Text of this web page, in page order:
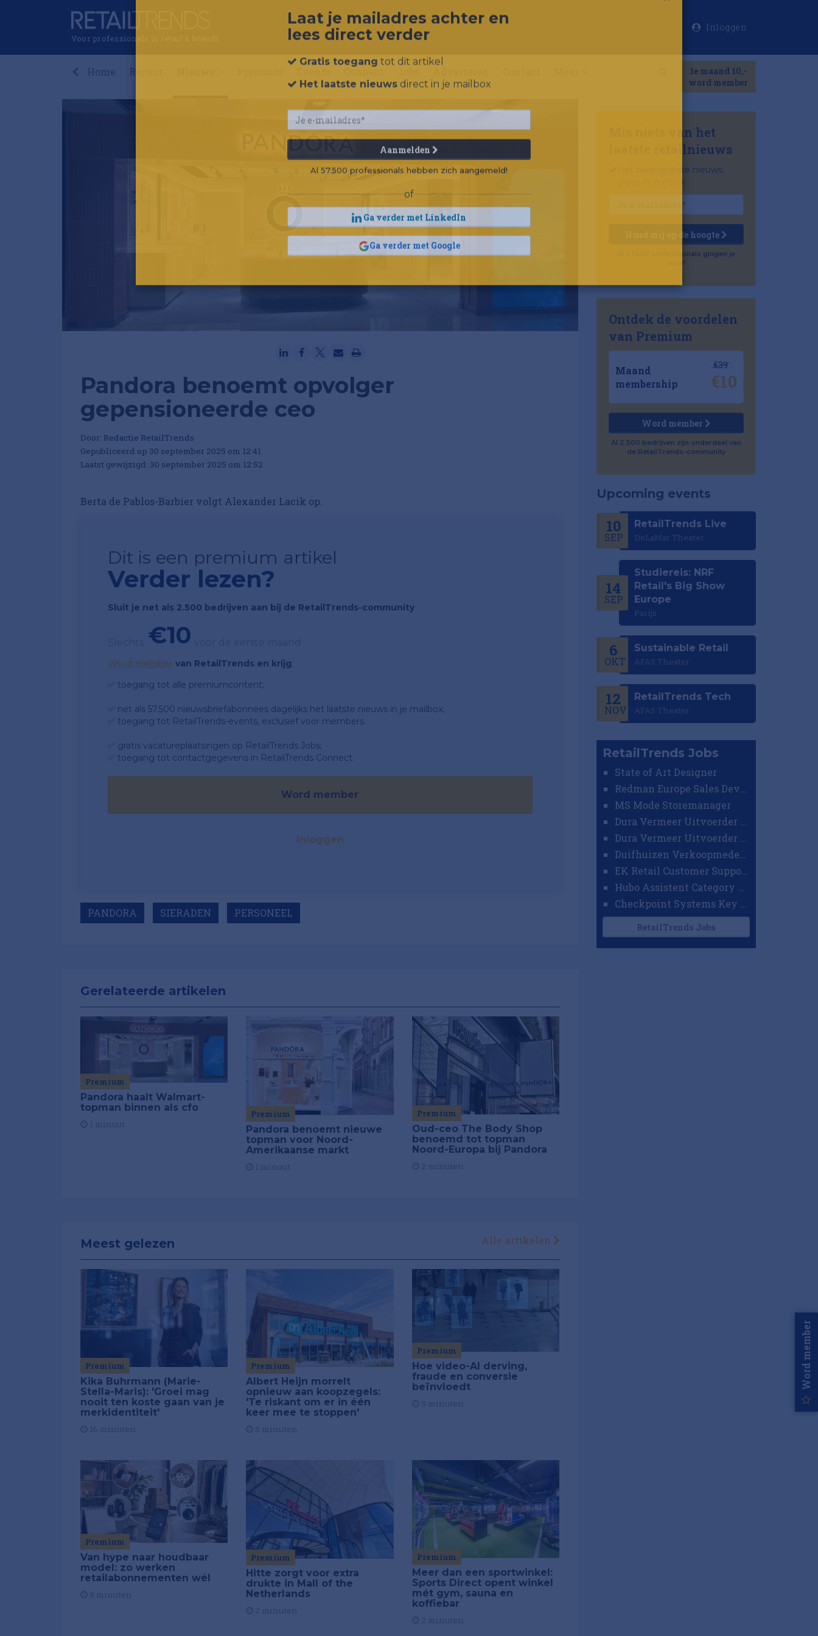
Voor professionals in retail & brands
Inloggen
Home Recent
1e maand 10,-
word member
Pandora benoemt opvolger
gepensioneerde ceo
Door: Redactie RetailTrends
Gepubliceerd op 30 september 2025 om 12:41
Laatst gewijzigd: 30 september 2025 om 12:52
Berta de Pablos-Barbier volgt Alexander Lacik op.
Dit is een premium artikel
Verder lezen?
Sluit je net als 2.500 bedrijven aan bij de RetailTrends-community
€10
Word member van RetailTrends en krijg;
✅ toegang tot alle premiumcontent;
✅ net als 57.500 nieuwsbriefabonnees dagelijks het laatste nieuws in je mailbox;
✅ toegang tot RetailTrends-events, exclusief voor members.
✅ gratis vacatureplaatsingen op RetailTrends Jobs;
✅ toegang tot contactgegevens in RetailTrends Connect.
Word member
Inloggen
PANDORA SIERADEN PERSONEEL
Gerelateerde artikelen
Premium
Pandora haalt Walmart-
topman binnen als cfo
Premium
Pandora benoemt nieuwe
topman voor Noord-
Amerikaanse markt
Premium
Oud-ceo The Body Shop
benoemd tot topman
Noord-Europa bij Pandora
Meest gelezen Alle artikelen
Premium
Kika Buhrmann (Marie-
Stella-Maris): 'Groei mag
nooit ten koste gaan van je
merkidentiteit'
Premium
Albert Heijn morrelt
opnieuw aan koopzegels:
'Te riskant om er in één
keer mee te stoppen'
Premium
Hoe video-AI derving,
fraude en conversie
beïnvloedt
Premium
Van hype naar houdbaar
model: zo werken
retailabonnementen wél
Premium
Hitte zorgt voor extra
drukte in Mall of the
Netherlands
Premium
Meer dan een sportwinkel:
Sports Direct opent winkel
mét gym, sauna en
koffiebar
Mis niets van het
laatste retailnieuws
Het belangrijkste nieuws,
gratis in je inbox
Houd mij op de hoogte
Al 57.500 professionals gingen je
voor!
Ontdek de voordelen
van Premium
Maand
membership
€39
€10
Word member
Al 2.500 bedrijven zijn onderdeel van
de RetailTrends-community
Upcoming events
10
SEP
RetailTrends Live
DeLaMar Theater
14
SEP
Studiereis: NRF
Retail's Big Show
Europe
Parijs
6
OKT
Sustainable Retail
AFAS Theater
12
NOV
RetailTrends Tech
AFAS Theater
RetailTrends Jobs
State of Art Designer
MS Mode Storemanager
EK Retail Customer Support Omnichannel
RetailTrends Jobs
Word member
Laat je mailadres achter en
Het laatste nieuws
Aanmelden
Al 57.500 professionals hebben zich aangemeld!
of
Ga verder met LinkedIn
Ga verder met Google